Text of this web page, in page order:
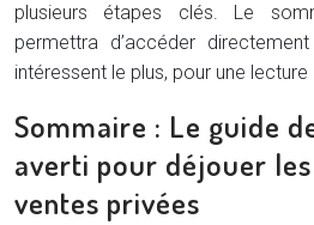
plusieurs étapes clés. Le
permettra d’accéder
intéressent le plus, pour une
Sommaire : Le guide
averti pour déjouer
ventes privées